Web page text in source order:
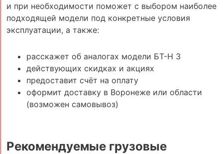
и при необходимости поможет с выбором наиболее
подходящей модели под конкретные условия
эксплуатации, а также:
расскажет об аналогах модели БТ-Н 3
действующих скидках и акциях
предоставит счёт на оплату
оформит доставку в Воронеже или области
(возможен самовывоз)
Рекомендуемые грузовые